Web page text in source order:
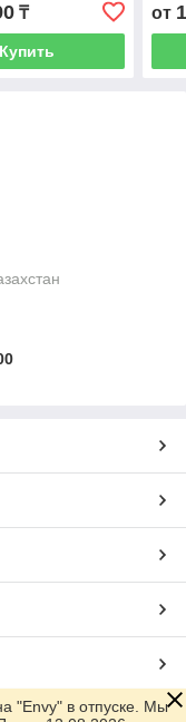
наклейка.
₸
Купить
от
"Envy" в отпуске. Мы